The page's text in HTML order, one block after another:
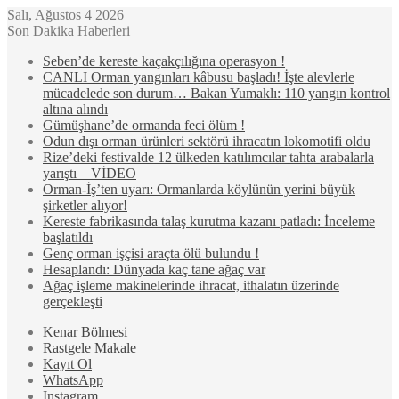
Salı, Ağustos 4 2026
Son Dakika Haberleri
Seben’de kereste kaçakçılığına operasyon !
CANLI Orman yangınları kâbusu başladı! İşte alevlerle
mücadelede son durum… Bakan Yumaklı: 110 yangın kontrol
altına alındı
Gümüşhane’de ormanda feci ölüm !
Odun dışı orman ürünleri sektörü ihracatın lokomotifi oldu
Rize’deki festivalde 12 ülkeden katılımcılar tahta arabalarla
yarıştı – VİDEO
Orman-İş’ten uyarı: Ormanlarda köylünün yerini büyük
şirketler alıyor!
Kereste fabrikasında talaş kurutma kazanı patladı: İnceleme
başlatıldı
Genç orman işçisi araçta ölü bulundu !
Hesaplandı: Dünyada kaç tane ağaç var
Ağaç işleme makinelerinde ihracat, ithalatın üzerinde
gerçekleşti
Kenar Bölmesi
Rastgele Makale
Kayıt Ol
WhatsApp
Instagram